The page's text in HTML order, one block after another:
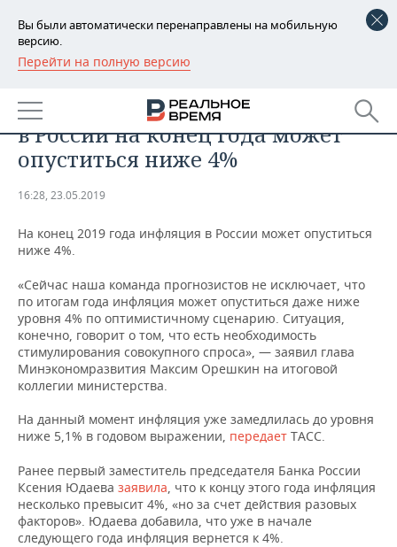
Вы были автоматически перенаправлены на мобильную
версию.
Перейти на полную версию
РЕГИОНЫ
БАШКОРТОСТАН
ТАТАРСТАН
НОВОСТИ
АНАЛИТИКА
ДЕКЛАРАЦИИ О ДОХОДАХ
ВУЗЫ ТАТАРСТАНА
КОМУ ПРИНАДЛЕЖАТ
ТОРГОВЫЕ ЦЕНТРЫ
ТАТАРСТАНА
НОВОСТИ ЭКОНОМИКИ
БАНКИ
БЮДЖЕТ
ИНВЕСТИЦИИ
ПРОМЫШЛЕННОСТЬ
ПРОМЫШЛЕННОСТИ
АГРОПРОМ
МАШИНОСТРОЕНИЕ
НЕФТЬ
ОПК
ЭНЕРГЕТИКА
НОВОСТИ НЕДВИЖИМОСТИ
АВТО
НОВОСТИ АВТО
БИЗНЕС
НОВОСТИ БИЗНЕСА
РОЗНИЧНАЯ ТОРГОВЛЯ
ТРАНСПОРТ
УСЛУГИ
ТЕХНОЛОГИИ
НОВОСТИ ТЕХНОЛОГИЙ
IT
МЕДИА
МЕРОПРИЯТИЯ
НОВОСТИ МЕРОПРИЯТИЙ
ВЫЕЗДНАЯ РЕДАКЦИЯ
СПОРТ
НОВОСТИ СПОРТА
ОБЩЕСТВО
В МЭР допустили, что инфляция
в России на конец года может
опуститься ниже 4%
16:28, 23.05.2019
На конец 2019 года инфляция в России может опуститься
ниже 4%.
«Сейчас наша команда прогнозистов не исключает, что
по итогам года инфляция может опуститься даже ниже
уровня 4% по оптимистичному сценарию. Ситуация,
конечно, говорит о том, что есть необходимость
стимулирования совокупного спроса», — заявил глава
Минэкономразвития Максим Орешкин на итоговой
коллегии министерства.
На данный момент инфляция уже замедлилась до уровня
ниже 5,1% в годовом выражении, передает ТАСС.
Ранее первый заместитель председателя Банка России
Ксения Юдаева заявила, что к концу этого года инфляция
несколько превысит 4%, «но за счет действия разовых
факторов». Юдаева добавила, что уже в начале
следующего года инфляция вернется к 4%.